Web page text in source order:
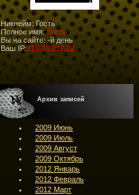
Никнейм: Гость
Полное имя:Гость
Вы на сайте: -й день
Ваш IP:216.73.217.22
Архив записей
2009 Июнь
2009 Июль
2009 Август
2009 Октябрь
2012 Январь
2012 Февраль
2012 Март